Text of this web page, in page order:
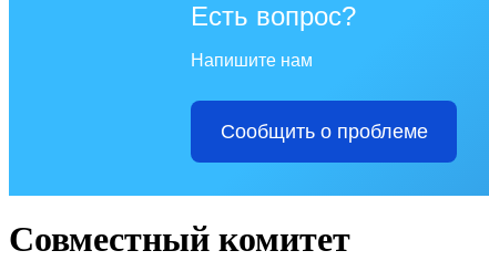
Есть вопрос?
Напишите нам
Сообщить о проблеме
Совместный комитет